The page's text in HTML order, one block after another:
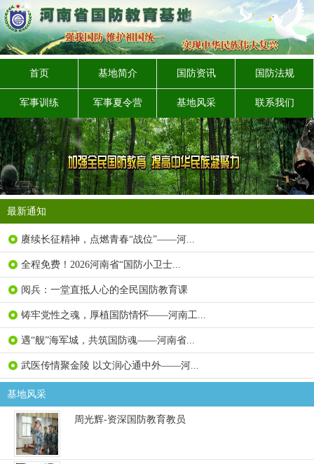
首页 基地简介 国防资讯 国防法规
军事训练 军事夏令营 基地风采 联系我们
最新通知
赓续长征精神，点燃青春“战位”——河...
全程免费！2026河南省“国防小卫士...
阅兵：一堂直抵人心的全民国防教育课
铸牢党性之魂，厚植国防情怀——河南工...
遇“舰”海军城，共筑国防魂——河南省...
武医传情聚金陵 以文润心通中外——河...
基地风采
周光辉-资深国防教育教员